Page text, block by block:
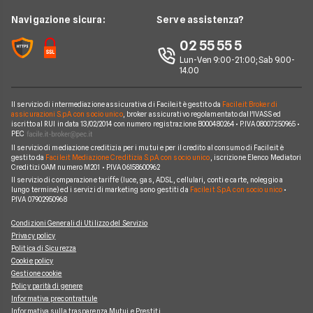
Facile.it Club
Lavora in Facile.it
Notizie Finanziamenti
Notizie Telefonia Mobile
Notizie TV a pagamento
Noleggio Lungo Termine Auto Elettriche
Notizie noleggio
Navigazione sicura: Serve assistenza?
02 55 55 5
Lun-Ven 9:00-21:00; Sab 9.00-
14.00
Il servizio di intermediazione assicurativa di Facile.it è gestito da Facile.it Broker di
assicurazioni S.p.A. con socio unico, broker assicurativo regolamentato dall'IVASS ed
iscritto al RUI in data 13/02/2014 con numero registrazione B000480264 • P.IVA 08007250965 •
PEC
Il servizio di mediazione creditizia per i mutui e per il credito al consumo di Facile.it è
gestito da Facile.it Mediazione Creditizia S.p.A. con socio unico , iscrizione Elenco Mediatori
Creditizi OAM numero M201 • P.IVA 06158600962
Il servizio di comparazione tariffe (luce, gas, ADSL, cellulari, conti e carte, noleggio a
lungo termine) ed i servizi di marketing sono gestiti da Facile.it S.p.A. con socio unico•
P.IVA 07902950968
Condizioni Generali di Utilizzo del Servizio
Privacy policy
Politica di Sicurezza
Cookie policy
Gestione cookie
Policy parità di genere
Informativa precontrattule
Informativa sulla trasparenza Mutui e Prestiti